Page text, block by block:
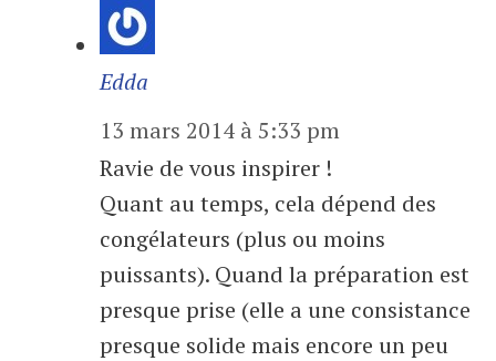
Edda
13 mars 2014 à 5:33 pm
Ravie de vous inspirer !
Quant au temps, cela dépend des
congélateurs (plus ou moins
puissants). Quand la préparation est
presque prise (elle a une consistance
presque solide mais encore un peu